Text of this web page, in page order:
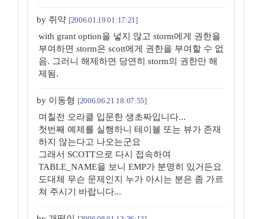
by 쥐약 [2006.01.19 01:17:21]
with grant option을 넣지 않고 storm에게 권한을
부여하면 storm은 scott에게 권한을 부여할 수 없
음. 그러니 해제하면 당연히 storm의 권한만 해
제됨.
by 이동형 [2006.06.21 18:07:55]
며칠전 오라클 입문한 생초짜입니다...
첫번째 예제를 실행하니 테이블 또는 뷰가 존재
하지 않는다고 나오는군요
그래서 SCOTT으로 다시 접속하여
TABLE_NAME을 보니 EMP가 분명히 있거든요
도대체 무슨 문제인지 누가 아시는 분은 좀 가르
쳐 주시기 바랍니다...